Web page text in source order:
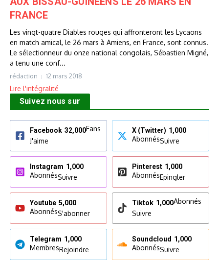
FRANCE
Les vingt-quatre Diables rouges qui affronteront les Lycaons
en match amical, le 26 mars à Amiens, en France, sont connus.
Le sélectionneur du onze national congolais, Sébastien Migné,
a tenu une conf...
rédaction 12 mars 2018
Lire l'intégralité
Suivez nous sur
Facebook 32,000Fans
J'aime
X (Twitter) 1,000
AbonnésSuivre
Instagram 1,000
AbonnésSuivre
Pinterest 1,000
AbonnésEpingler
Youtube 5,000
AbonnésS'abonner
Tiktok 1,000Abonnés
Suivre
Telegram 1,000
MembresRejoindre
Soundcloud 1,000
AbonnésSuivre